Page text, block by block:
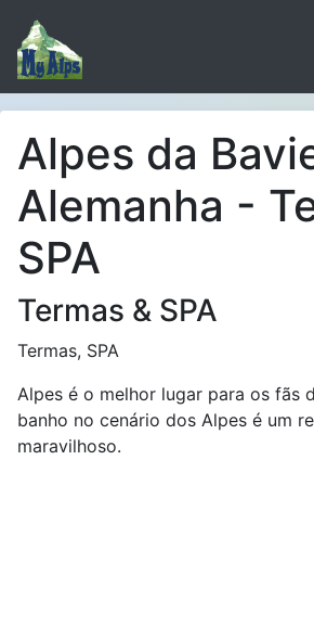
Alpes da
Alemanha -
SPA
Termas & SPA
Termas, SPA
Alpes é o melhor lugar para os fãs
banho no cenário dos Alpes é um
maravilhoso.